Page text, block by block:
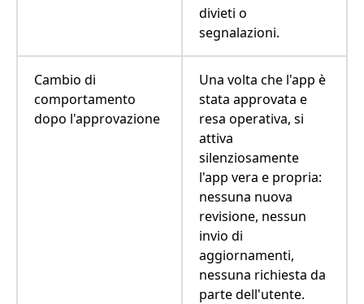
divieti o
segnalazioni.
Cambio di
comportamento
dopo l'approvazione
Una volta che l'app è
stata approvata e
resa operativa, si
attiva
silenziosamente
l'app vera e propria:
nessuna nuova
revisione, nessun
invio di
aggiornamenti,
nessuna richiesta da
parte dell'utente.